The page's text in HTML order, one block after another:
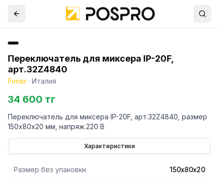
Переключатель для миксера IP-20F,
арт.32Z4840
Fimar· Италия
34 600 тг
Переключатель для миксера IP-20F, арт.32Z4840, размер
150х80х20 мм, напряж.220 В
Характеристики
Размер без упаковки 150х80х20